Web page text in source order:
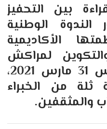
بين التحفيز
الندوة الوطنية
الأكاديمية
لمراكش
آسفي، يوم الخميس 31 مارس 2021،
ثلة من الخبراء
والمثقفين.